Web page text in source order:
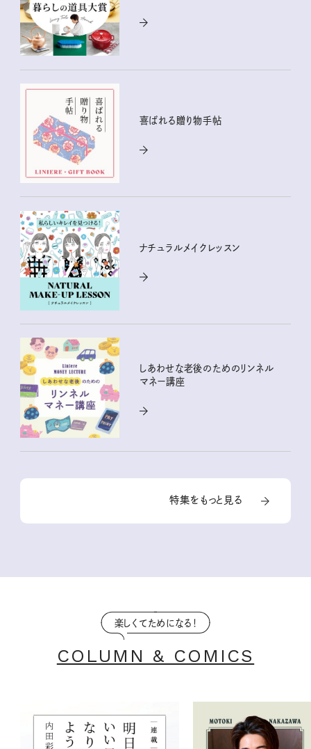
喜ばれる贈り物手帖
ナチュラルメイクレッスン
しあわせな老後のためのリンネル
マネー講座
特集をもっと見る
楽しくてためになる！
COLUMN & COMICS